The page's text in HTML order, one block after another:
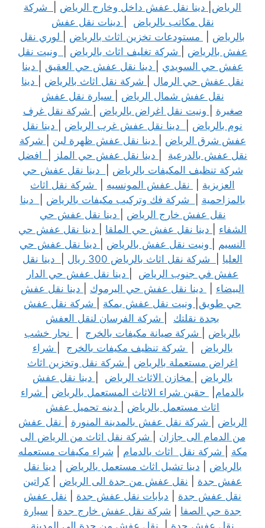
الرياض
دينا نقل عفش داخل وخارج الرياض
شركة
نقل مكاتب بالرياض
دينات نقل عفش
بالرياض
مستودعات تخزين اثاث بالرياض
لوري نقل
عفش بالرياض
شركة تغليف اثاث بالرياض
ونيت نقل
عفش حي السويدي
دينا نقل عفش حي العقيق
دينا
نقل عفش حي الرمال
شركة نقل اثاث بالرياض
دينا
نقل عفش شمال الرياض
سيارة نقل عفش
صغيرة
ونيت نقل اغراض بالرياض
شركة نقل غرف
نوم بالرياض
دينا نقل عفش غرب الرياض
دينا نقل
عفش شرق الرياض
دينا نقل عفش ظهرة لبن
شركة
نقل عفش بالدرعية
دينا نقل عفش حي الملز
افضل
شركة تنظيف المكيفات بالرياض
دينا نقل عفش حي
العزيزية
نقل عفش المونسيه
شركة نقل اثاث
بالمزاحمية
شركة فك وتركيب مكيفات بالرياض
دينا
نقل عفش خارج الرياض
دينا نقل عفش حي
الشفاء
دينا نقل عفش حي الملقا
دينا نقل عفش حي
النسيم
ونيت نقل عفش بالرياض
دينا نقل عفش حي
العليا
شركة نقل اثاث بالرياض 300 ريال
دينا نقل
عفش في جنوب الرياض
دينا نقل عفش حي الدار
البيضاء
دينا نقل عفش حي اليرموك
دينا نقل عفش
حي طويق
ونيت نقل عفش بمكة
شركة نقل عفش
بجدة نقلتك
شركة الفرسان لنقل العفش
بالرياض
شركة صيانة مكيفات بالخرج
نجار خشب
بالرياض
شركة تنظيف مكيفات بالخرج
شراء
اغراض مستعملة بالرياض
شركة نقل وتخزين اثاث
بالرياض
مخازن الاثاث الرياض
دينا نقل عفش
بالدمام
حقين شراء الاثاث المستعمل بالرياض
شراء
اثاث مستعمل بالرياض
دينه تحميل عفش
الرياض
شركة نقل عفش بالمدينة المنورة
نقل عفش
من الدمام الى جازان
شركة نقل اثاث من الرياض الى
مكة
شركة نقل اثاث بالدمام
شراء مكيفات مستعمله
بالرياض
دينا تشيل اثاث مستعمل بالرياض
دينا نقل
عفش جدة
نقل عفش من جدة الى الرياض
كراتين
نقل عفش جدة
دبابات نقل عفش جدة
نقل عفش
جدة حي الصفا
شركة نقل عفش خارج جدة
سيارة
نقل عفش جدة
نقل عفش من جدة الى المدينة